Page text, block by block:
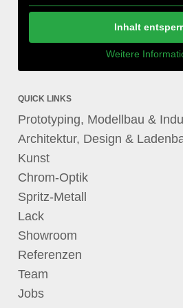
Inhalt
Weitere
QUICK LINKS
Prototyping, Modellbau &
Architektur, Design &
Kunst
Chrom-Optik
Spritz-Metall
Lack
Showroom
Referenzen
Team
Jobs